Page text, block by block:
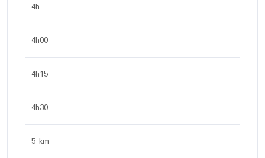
4h
4h00
4h15
4h30
5 km